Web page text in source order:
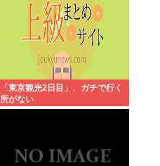
「東京観光2日目」、ガチで行く
所がない